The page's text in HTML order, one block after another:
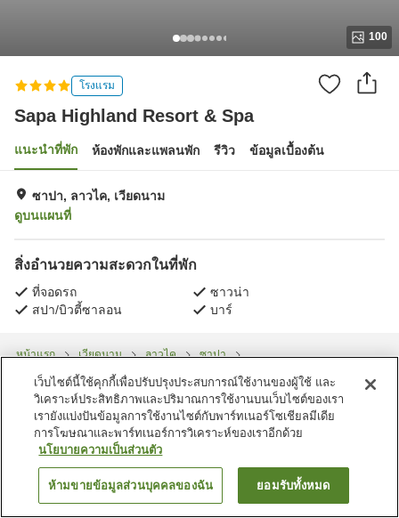
100
โรงแรม
Sapa Highland Resort & Spa
แนะนำที่พัก ห้องพักและแพลนพัก รีวิว ข้อมูลเบื้องต้น
ซาปา, ลาวไค, เวียดนาม
ดูบนแผนที่
สิ่งอำนวยความสะดวกในที่พัก
ที่จอดรถ
ซาวน่า
สปา/บิวตี้ซาลอน
บาร์
หน้าแรก เวียดนาม ลาวไค
ซาปา
Sapa Highland Resort & Spa
ค้นหาห้องพัก
เว็บไซต์นี้ใช้คุกกี้เพื่อปรับปรุงประสบการณ์ใช้งานของผู้ใช้ และ
วิเคราะห์ประสิทธิภาพและปริมาณการใช้งานบนเว็บไซต์ของเรา
เรายังแบ่งปันข้อมูลการใช้งานไซต์กับพาร์ทเนอร์โซเชียลมีเดีย
การโฆษณาและพาร์ทเนอร์การวิเคราะห์ของเราอีกด้วย
นโยบายความเป็นส่วนตัว
ห้ามขายข้อมูลส่วนบุคคลของฉัน ยอมรับทั้งหมด